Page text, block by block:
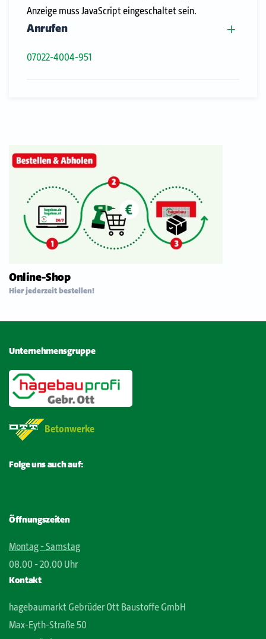
Anzeige muss JavaScript eingeschaltet sein.
Anrufen
07022-4004-951
Online-Shop
Hier jederzeit bestellen!
Unternehmensgruppe
Betonwerke
Folge uns auch auf:
Öffnungszeiten
Montag - Samstag
08.00 - 20.00 Uhr
Kontakt
hagebaumarkt Gebrüder Ott Baustoffe GmbH
Max-Eyth-Straße 50